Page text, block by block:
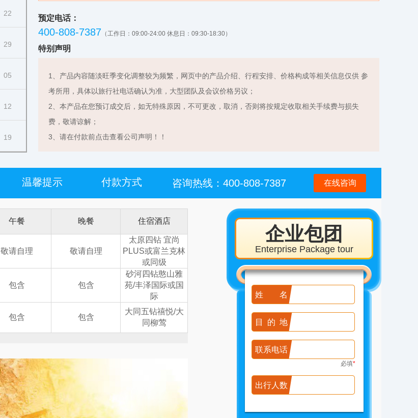
22
29
05
12
19
预定电话：
400-808-7387 （工作日：09:00-24:00 休息日：09:30-18:30）
特别声明
1、产品内容随淡旺季变化调整较为频繁，网页中的产品介绍、行程安排、价格构成等相关信息仅供 参
考所用，具体以旅行社电话确认为准，大型团队及会议价格另议；
2、本产品在您预订成交后，如无特殊原因，不可更改，取消，否则将按规定收取相关手续费与损失
费，敬请谅解；
3、请在付款前点击查看公司声明！！
温馨提示 付款方式 咨询热线：400-808-7387 在线咨询
午餐 晚餐 住宿酒店
敬请自理 敬请自理
太原四钻 宜尚
PLUS或富兰克林
或同级
包含 包含
砂河四钻憨山雅
苑/丰泽国际或国
际
包含 包含
大同五钻禧悦/大
同柳莺
企业包团
Enterprise Package tour
姓名
目的地
联系电话
必填*
出行人数